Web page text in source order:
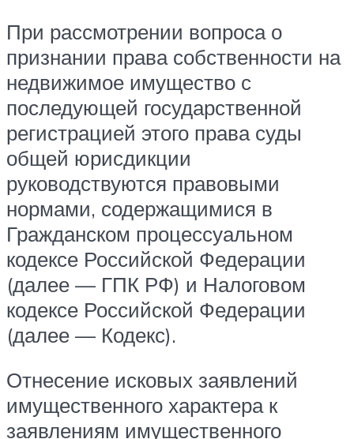
При рассмотрении вопроса о
признании права собственности на
недвижимое имущество с
последующей государственной
регистрацией этого права суды
общей юрисдикции
руководствуются правовыми
нормами, содержащимися в
Гражданском процессуальном
кодексе Российской Федерации
(далее — ГПК РФ) и Налоговом
кодексе Российской Федерации
(далее — Кодекс).
Отнесение исковых заявлений
имущественного характера к
заявлениям имущественного